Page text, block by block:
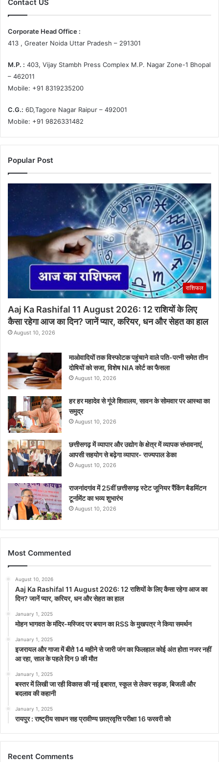
Contact US
Corporate Head Office :
413 , Greater Noida Uttar Pradesh – 291301
M.P. : 403, Vijay Stambh Press Complex M.P. Nagar Zone-1 Bhopal
– 462011
Mobile: +91 8319235200
C.G.: 6D,Tagore Nagar Raipur – 492001
Mobile: +91 9826331482
Popular Post
राशिफल
Aaj Ka Rashifal 11 August 2026: 12 राशियों के लिए
कैसा रहेगा आज का दिन? जानें प्यार, करियर, धन और सेहत का हाल
August 10, 2026
माओवादियों तक विस्फोटक पहुंचाने वाले पति-पत्नी समेत तीन
दोषियों को सजा, विशेष NIA कोर्ट का फैसला
August 10, 2026
हर हर महादेव से गूंजे शिवालय, सावन के सोमवार पर आस्था का
समुद्र
August 10, 2026
छत्तीसगढ़ में व्यापार और उद्योग के क्षेत्र में व्यापक संभावनाएं,
आपसी सहयोग से बढ़ेगा व्यापार- राज्यपाल डेका
August 10, 2026
राजनांदगांव में 25वीं छत्तीसगढ़ स्टेट जूनियर रैंकिंग बैडमिंटन
टूर्नामेंट का भव्य शुभारंभ
August 10, 2026
Most Commented
August 10, 2026
Aaj Ka Rashifal 11 August 2026: 12 राशियों के लिए कैसा रहेगा आज का
दिन? जानें प्यार, करियर, धन और सेहत का हाल
January 1, 2025
मोहन भागवत के मंदिर-मस्जिद पर बयान का RSS के मुखपत्र ने किया समर्थन
January 1, 2025
इजरायल और गाजा में बीते 14 महीने से जारी जंग का फिलहाल कोई अंत होता नजर नहीं
आ रहा, साल के पहले दिन 9 की मौत
January 1, 2025
बस्तर में लिखी जा रही विकास की नई इबारत, स्कूल से लेकर सड़क, बिजली और
बदलाव की कहानी
January 1, 2025
रायपुर : राष्ट्रीय साधन सह प्रावीण्य छात्रवृत्ति परीक्षा 16 फरवरी को
Recent Comments